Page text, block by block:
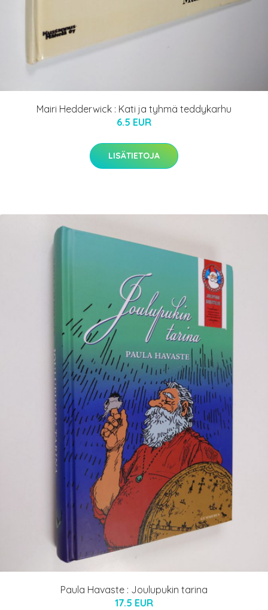
Mairi Hedderwick : Kati ja tyhmä teddykarhu
6.5 EUR
LISÄTIETOJA
Paula Havaste : Joulupukin tarina
17.5 EUR